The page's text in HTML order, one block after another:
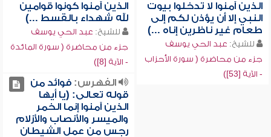
الذين آمنوا لا تدخلوا بيوت
النبي إلا أن يؤذن لكم إلى
طعام غير ناظرين إناه ...)
للشيخ: عبد الحي يوسف
جزء من محاضرة ( سورة الأحزاب
- الآية [53])
الذين آمنوا كونوا قوامين
لله شهداء بالقسط ...)
للشيخ: عبد الحي يوسف
جزء من محاضرة ( سورة المائدة
- الآية [8])
الفهرس:فوائد من
قوله تعالى: (يا أيها
الذين آمنوا إنما الخمر
والميسر والأنصاب والأزلام
رجس من عمل الشيطان